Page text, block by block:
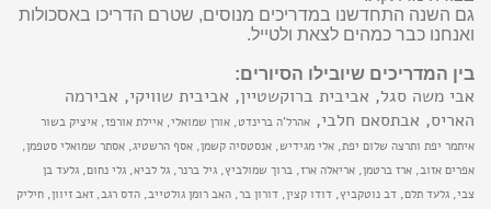
גם השנה התחדשנו במדריכים מנוסים, שטרם הדריכו באסכולות
ואנחנו כבר כמהים לצאת ולטייל.
בין המדריכים שיובילו הסיורים:
אבי משה סגל, אביבית ברוקשטיין, אביבית שוויקי, אבירמה
האריס, אבתסאם חלבי, אהרל'ה ברינדט, אורן שמואלי, איילת אורפז, איציק בשור
איתמר יפת ותרצה שלום יפת, אלי מגידיש, אנסטסיה קשמן, אסף הרשטיג, אסתר שמואלי סטפמן,
אפרים אזוב, ארז ברטמן, אריאלה ארז, ברוך שמולביץ, גיל ברנר, גל לביא, גלי נחום, גלעד בן
צבי, גלעד תלם, דב נוטקביץ, דודו קצין, דורון בר, האב רומן גולטייב, הדס רגב, זאב זיוון, חיליק